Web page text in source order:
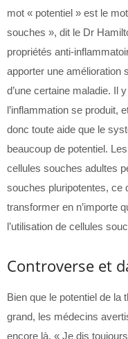
mot « potentiel » est le
souches », dit le Dr
propriétés anti-
apporter une amélioration
d’une certaine maladie. Il
l’inflammation se produit,
donc toute aide que le
beaucoup de potentiel.
cellules souches adultes
souches pluripotentes, ce
transformer en n’importe
l’utilisation de cellules
Controverse et
Bien que le potentiel de la
grand, les médecins
encore là. « Je dis